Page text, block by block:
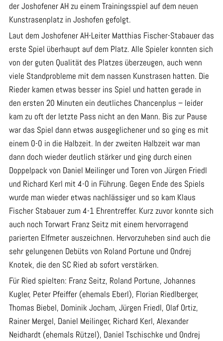
der Joshofener AH zu einem Trainingsspiel auf dem neuen
Kunstrasenplatz in Joshofen gefolgt.
Laut dem Joshofener AH-Leiter Matthias Fischer-Stabauer das
erste Spiel überhaupt auf dem Platz. Alle Spieler konnten sich
von der guten Qualität des Platzes überzeugen, auch wenn
viele Standprobleme mit dem nassen Kunstrasen hatten. Die
Rieder kamen etwas besser ins Spiel und hatten gerade in
den ersten 20 Minuten ein deutliches Chancenplus – leider
kam zu oft der letzte Pass nicht an den Mann. Bis zur Pause
war das Spiel dann etwas ausgeglichener und so ging es mit
einem 0-0 in die Halbzeit. In der zweiten Halbzeit war man
dann doch wieder deutlich stärker und ging durch einen
Doppelpack von Daniel Meilinger und Toren von Jürgen Friedl
und Richard Kerl mit 4-0 in Führung. Gegen Ende des Spiels
wurde man wieder etwas nachlässiger und so kam Klaus
Fischer Stabauer zum 4-1 Ehrentreffer. Kurz zuvor konnte sich
auch noch Torwart Franz Seitz mit einem hervorragend
parierten Elfmeter auszeichnen. Hervorzuheben sind auch die
sehr gelungenen Debüts von Roland Portune und Ondrej
Knotek, die den SC Ried ab sofort verstärken.
Für Ried spielten: Franz Seitz, Roland Portune, Johannes
Kugler, Peter Pfeiffer (ehemals Eberl), Florian Riedlberger,
Thomas Biebel, Dominik Jocham, Jürgen Friedl, Olaf Ortiz,
Rainer Mergel, Daniel Meilinger, Richard Kerl, Alexander
Neidhardt (ehemals Rützel), Daniel Tschischke und Ondrej